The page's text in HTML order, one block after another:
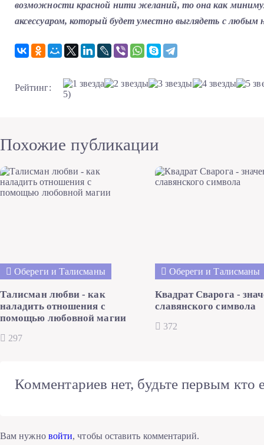
возможности красной нити желаний, то она как
аксессуаром, который будет уместно выглядеть с любым
Рейтинг:
5)
Похожие публикации
Обереги и Талисманы
Талисман любви - как
наладить отношения с
помощью любовной магии
297
Обереги и Талисманы
Квадрат Сварога -
славянского символа
372
Комментариев нет, будьте первым кто
Вам нужно войти, чтобы оставить комментарий.